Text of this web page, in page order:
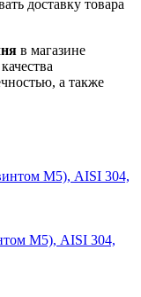
доставку товара
в магазине
а также
М5), AISI 304,